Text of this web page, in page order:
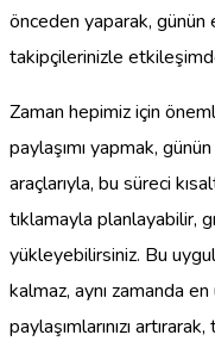
önceden yaparak,
takipçilerinizle
Zaman hepimiz için
paylaşımı yapmak,
araçlarıyla, bu süreci
tıklamayla planlayabilir,
yükleyebilirsiniz. Bu
kalmaz, aynı zamanda
paylaşımlarınızı